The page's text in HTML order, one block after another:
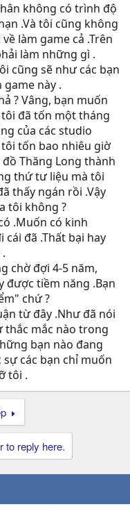
không có trình độ
.Và tôi cũng không
làm game cả .Trên
làm những gì .
cũng sẽ như các bạn
này .
? Vâng, bạn muốn
đã tốn một tháng
của các studio
tốn bao nhiêu giờ
Thăng Long thành
thứ tư liệu mà tôi
thấy ngán rồi .Vậy
tôi không ?
.Muốn có kinh
cái đã .Thất bại hay
chờ đợi 4-5 năm,
được tiềm năng .Bạn
chứ ?
từ đây .Như đã nói
thắc mắc nào trong
bạn nào đang
các bạn chỉ muốn
tôi .
to reply here.